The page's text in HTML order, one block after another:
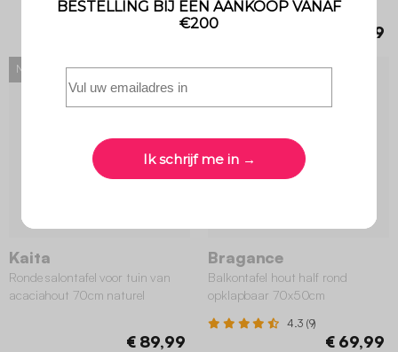
€ 249,99 € 339,99
Nieuw
Kaita
Ronde salontafel voor tuin van
acaciahout 70cm naturel
€ 89,99
Bragance
Balkontafel hout half rond
opklapbaar 70x50cm
4.3 (9)
€ 69,99